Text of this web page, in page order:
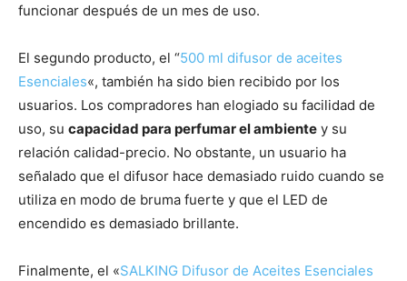
funcionar después de un mes de uso.
El segundo producto, el “500 ml difusor de aceites
Esenciales«, también ha sido bien recibido por los
usuarios. Los compradores han elogiado su facilidad de
uso, su capacidad para perfumar el ambiente y su
relación calidad-precio. No obstante, un usuario ha
señalado que el difusor hace demasiado ruido cuando se
utiliza en modo de bruma fuerte y que el LED de
encendido es demasiado brillante.
Finalmente, el «SALKING Difusor de Aceites Esenciales